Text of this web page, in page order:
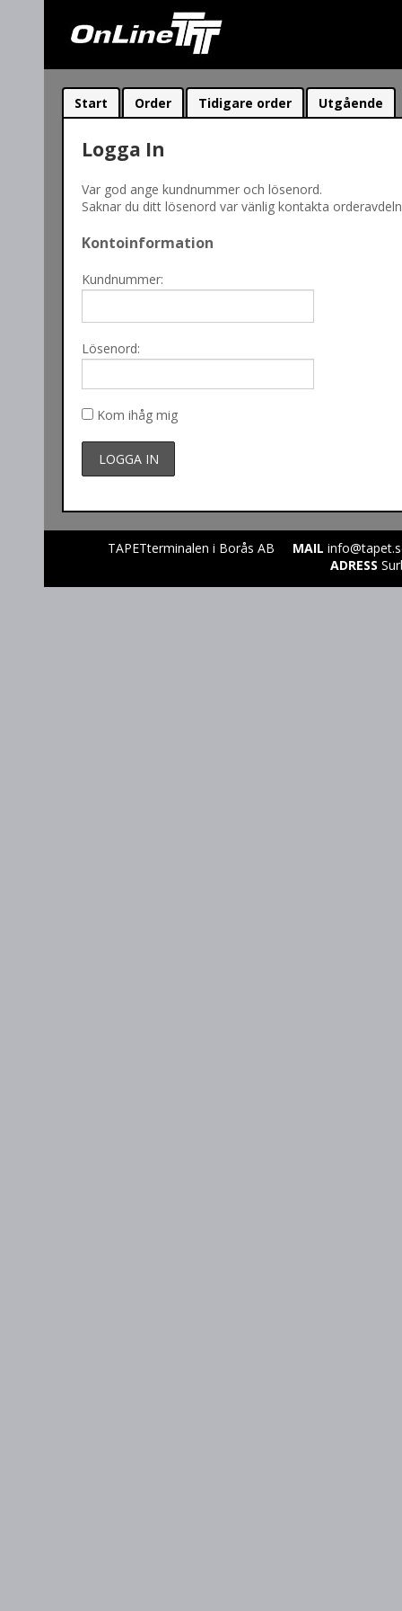
Start Order Tidigare order Utgående
Logga In
Var god ange kundnummer och lösenord.
Saknar du ditt lösenord var vänlig kontakta
Kontoinformation
Kundnummer:
Lösenord:
Kom ihåg mig
TAPETterminalen i Borås AB MAIL
ADRESS